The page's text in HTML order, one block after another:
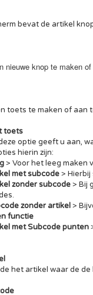
bevat de artikel
nieuwe knop te maken
toets te maken of aan
toets
optie geeft u aan,
hierin zijn:
> Voor het leeg maken
met subcode>
zonder subcode> Bij
zonder artikel>
functie
met Subcode punten
het artikel waar de